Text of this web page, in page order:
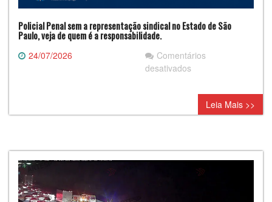
Policial Penal sem a representação sindical no Estado de São
Paulo, veja de quem é a responsabilidade.
24/07/2026
Comentários
desativadosem
Penal
sem
a
Estado
Leia Mais >>